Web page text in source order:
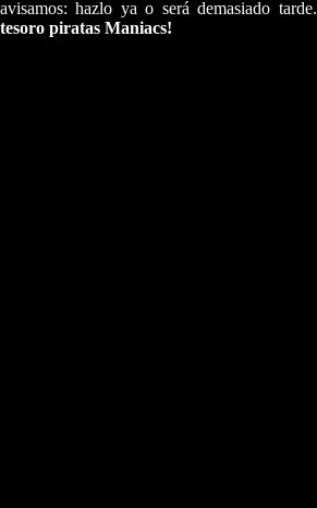
avisamos: hazlo ya o será demasiado tarde.
tesoro piratas Maniacs!